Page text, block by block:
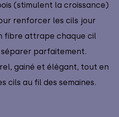
(stimulent la croissance)
renforcer les cils jour
fibre attrape chaque cil
parfaitement.
gainé et élégant, tout en
cils au fil des semaines.